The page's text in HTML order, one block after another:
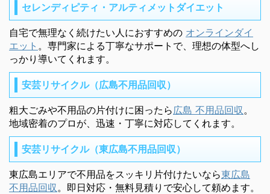
セレンディピティ・アルティメットダイエット
自宅で無理なく続けたい人におすすめの オンラインダイ
エット 。専門家による丁寧なサポートで、理想の体型へし
っかり導いてくれます。
安芸リサイクル（広島不用品回収）
粗大ごみや不用品の片付けに困ったら 広島 不用品回収 。
地域密着のプロが、迅速・丁寧に対応してくれます。
安芸リサイクル（東広島不用品回収）
東広島エリアで不用品をスッキリ片付けたいなら東広島
不用品回収 。即日対応・無料見積りで安心して頼めます。